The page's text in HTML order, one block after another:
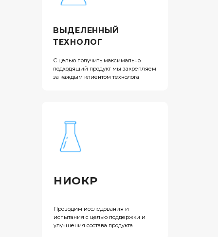
ВЫДЕЛЕННЫЙ
ТЕХНОЛОГ
НИОКР
С целью получить максимально
подходящий продукт мы закрепляем
за каждым клиентом технолога
Проводим исследования и
испытания с целью поддержки и
улучшения состава продукта